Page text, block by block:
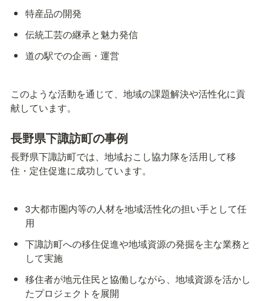
特産品の開発
伝統工芸の継承と魅力発信
道の駅での企画・運営
このような活動を通じて、地域の課題解決や活性化に貢
献しています。
長野県下諏訪町の事例
長野県下諏訪町では、地域おこし協力隊を活用して移
住・定住促進に成功しています。
3大都市圏内等の人材を地域活性化の担い手として任
用
下諏訪町への移住促進や地域資源の発掘を主な業務と
して実施
移住者が地元住民と協働しながら、地域資源を活かし
たプロジェクトを展開